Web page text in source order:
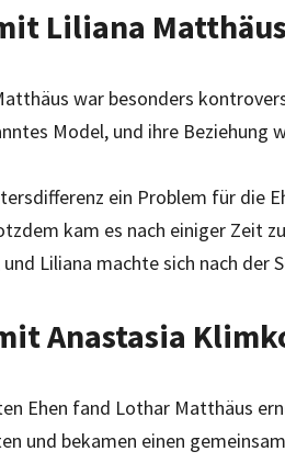
Liliana Matthäus
war besonders
Model, und ihre
ein Problem für die
kam es nach einiger Zeit
Liliana machte sich nach der
Anastasia
Ehen fand Lothar Matthäus
und bekamen einen